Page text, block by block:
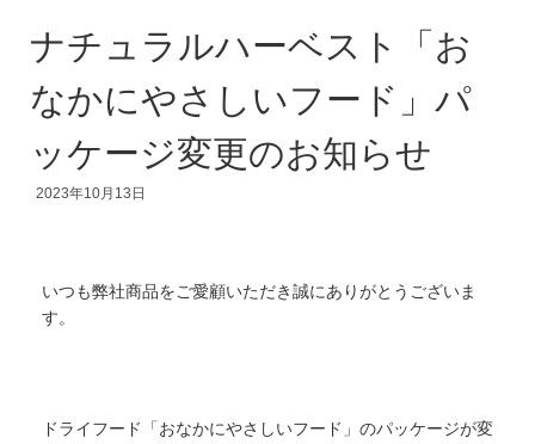
ナチュラルハーベスト「お
なかにやさしいフード」パ
ッケージ変更のお知らせ
2023年10月13日
いつも弊社商品をご愛顧いただき誠にありがとうございま
す。
ドライフード「おなかにやさしいフード」のパッケージが変